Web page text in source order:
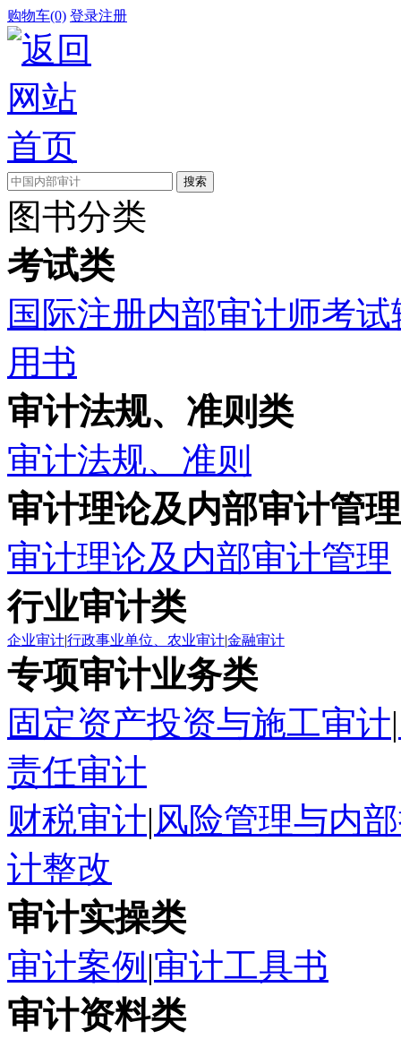
购物车(0) 登录注册
图书分类
考试类
国际注册内部审计师考
用书
审计法规、准则类
审计法规、准则
审计理论及内部审计管
审计理论及内部审计管理
行业审计类
企业审计|行政事业单位、农业审计|金融审计
专项审计业务类
固定资产投资与施工审计|
责任审计
财税审计|风险管理与内
计整改
审计实操类
审计案例 |审计工具书
审计资料类